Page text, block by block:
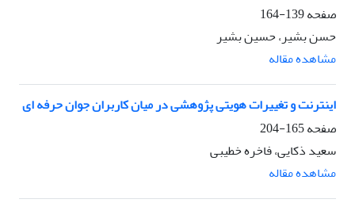
صفحه139-164
حسن بشیر، حسین بشیر
مشاهده مقاله
اﻳﻨﺘﺮﻧﺖ و تغییرات هویتی پژوهشی در میان ﻛﺎرﺑﺮان ﺟﻮان ﺣﺮﻓﻪ ای
صفحه165-204
سعید ذکایی، فاخره خطیبی
مشاهده مقاله